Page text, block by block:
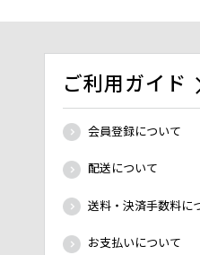
ご利用ガイド
会員登録について
配送について
送料・決済手数料に
お支払いについて